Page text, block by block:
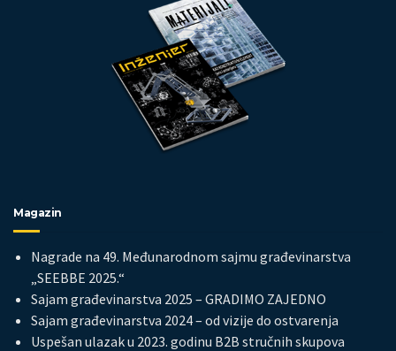
Magazin
Nagrade na 49. Međunarodnom sajmu građevinarstva
„SEEBBE 2025.“
Sajam građevinarstva 2025 – GRADIMO ZAJEDNO
Sajam građevinarstva 2024 – od vizije do ostvarenja
Uspešan ulazak u 2023. godinu B2B stručnih skupova